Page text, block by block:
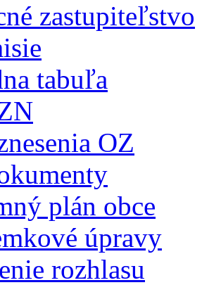
zastupiteľstvo
tabuľa
OZ
plán obce
úpravy
rozhlasu